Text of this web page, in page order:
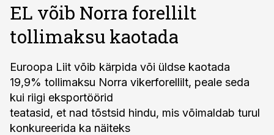
EL võib Norra forellilt
tollimaksu kaotada
Euroopa Liit võib kärpida või üldse kaotada
19,9% tollimaksu Norra vikerforellilt, peale seda
kui riigi eksportöörid
teatasid, et nad tõstsid hindu, mis võimaldab turul
konkureerida ka näiteks